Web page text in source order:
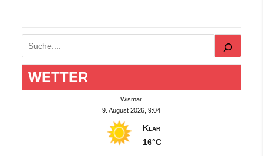
Suchen
WETTER
Wismar
9. August 2026, 9:04
Klar
16°C